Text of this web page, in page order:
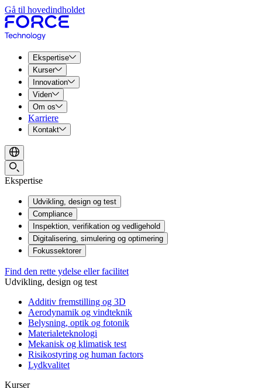
Gå til hovedindholdet
Ekspertise
Kurser
Innovation
Viden
Om os
Karriere
Kontakt
Ekspertise
Udvikling, design og test
Compliance
Inspektion, verifikation og vedligehold
Digitalisering, simulering og optimering
Fokussektorer
Find den rette ydelse eller facilitet
Udvikling, design og test
Additiv fremstilling og 3D
Aerodynamik og vindteknik
Belysning, optik og fotonik
Materialeteknologi
Mekanisk og klimatisk test
Risikostyring og human factors
Lydkvalitet
Kurser